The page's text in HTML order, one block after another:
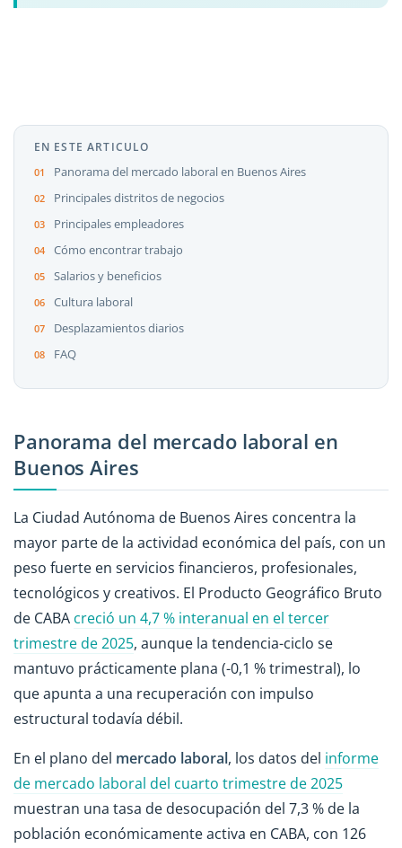
EN ESTE ARTICULO
Panorama del mercado laboral en Buenos Aires
Principales distritos de negocios
Principales empleadores
Cómo encontrar trabajo
Salarios y beneficios
Cultura laboral
Desplazamientos diarios
FAQ
Panorama del mercado laboral en
Buenos Aires
La Ciudad Autónoma de Buenos Aires concentra la
mayor parte de la actividad económica del país, con un
peso fuerte en servicios financieros, profesionales,
tecnológicos y creativos. El Producto Geográfico Bruto
de CABA creció un 4,7 % interanual en el tercer
trimestre de 2025, aunque la tendencia-ciclo se
mantuvo prácticamente plana (-0,1 % trimestral), lo
que apunta a una recuperación con impulso
estructural todavía débil.
En el plano del mercado laboral, los datos del informe
de mercado laboral del cuarto trimestre de 2025
muestran una tasa de desocupación del 7,3 % de la
población económicamente activa en CABA, con 126